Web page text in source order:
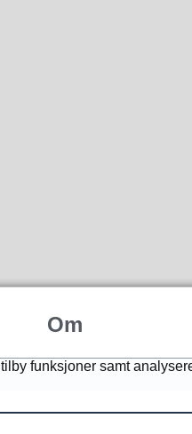
Om
funksjoner samt